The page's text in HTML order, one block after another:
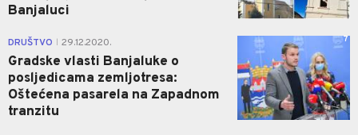
Banjaluci
DRUŠTVO 29.12.2020.
Gradske vlasti Banjaluke o
posljedicama zemljotresa:
Oštećena pasarela na Zapadnom
tranzitu
7